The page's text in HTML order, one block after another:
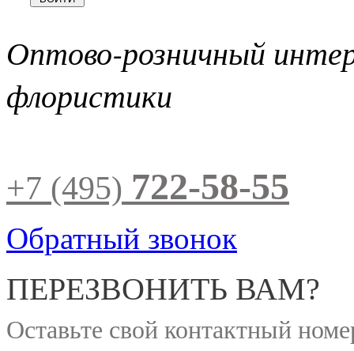
Оптово-розничный
флористики
+7 (495) 722-58-55
Обратный звонок
ПЕРЕЗВОНИТЬ ВАМ?
Оставьте свой контактный